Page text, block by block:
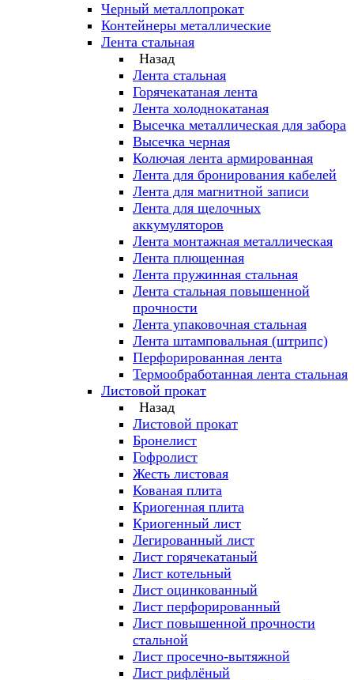
Черный металлопрокат
Контейнеры металлические
Лента стальная
Назад
Лента стальная
Горячекатаная лента
Лента холоднокатаная
Высечка металлическая для забора
Высечка черная
Колючая лента армированная
Лента для бронирования кабелей
Лента для магнитной записи
Лента для щелочных
аккумуляторов
Лента монтажная металлическая
Лента плющенная
Лента пружинная стальная
Лента стальная повышенной
прочности
Лента упаковочная стальная
Лента штамповальная (штрипс)
Перфорированная лента
Термообработанная лента стальная
Листовой прокат
Назад
Листовой прокат
Бронелист
Гофролист
Жесть листовая
Кованая плита
Криогенная плита
Криогенный лист
Легированный лист
Лист горячекатаный
Лист котельный
Лист оцинкованный
Лист перфорированный
Лист повышенной прочности
стальной
Лист просечно-вытяжной
Лист рифлёный